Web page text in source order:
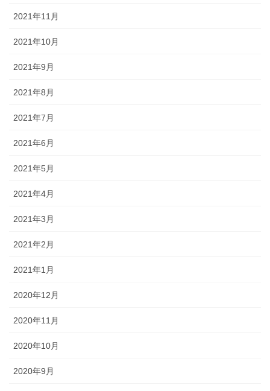
2021年11月
2021年10月
2021年9月
2021年8月
2021年7月
2021年6月
2021年5月
2021年4月
2021年3月
2021年2月
2021年1月
2020年12月
2020年11月
2020年10月
2020年9月